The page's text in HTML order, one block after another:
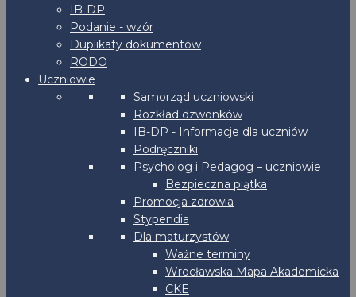
IB-DP
Podanie - wzór
Duplikaty dokumentów
RODO
Uczniowie
Samorząd uczniowski
Rozkład dzwonków
IB-DP - Informacje dla uczniów
Podręczniki
Psycholog i Pedagog – uczniowie
Bezpieczna piątka
Promocja zdrowia
Stypendia
Dla maturzystów
Ważne terminy
Wrocławska Mapa Akademicka
CKE